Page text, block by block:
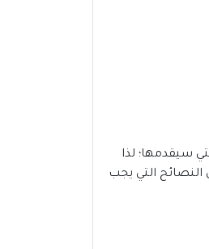
سيقدمها؛ لذا
التي يجب